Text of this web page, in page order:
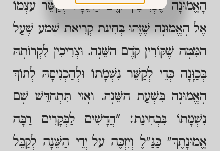
הָאֱמוּנָה שֶׁצְּרִיכִין קֹדֶם הַשֵּׁנָה לְקַשֵּׁר עַצְמוֹ
אֶל הָאֱמוּנָה שֶׁזֶּהוּ בְּחִינַת קְרִיאַת-שְׁמַע שֶׁעַל
הַמִּטָּה שֶׁקּוֹרִין קֹדֶם הַשֵּׁנָה. וּצְרִיכִין לִקְרוֹתָהּ
בְּכַוָּנָה כְּדֵי לְקַשֵּׁר נִשְׁמָתוֹ וּלְהַכְנִיסָהּ לְתוֹךְ
הָאֱמוּנָה בִּשְׁעַת הַשֵּׁנָה. וַאֲזַי תִּתְחַדֵּשׁ שָׁם
נִשְׁמָתוֹ בִּבְחִינַת: "חֲדָשִׁים לַבְּקָרִים רַבָּה
אֱמוּנָתֶךָ" כַּנַּ"לֶ וְיִזְכֶּה עַל-יְדֵי הַשֵּׁנָה לְקַבֵּל